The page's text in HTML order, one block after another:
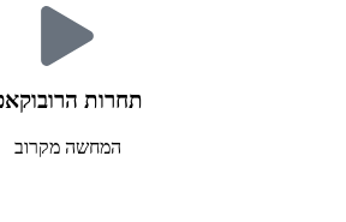
תחרות הרובוקאפ
המחשה מקרוב